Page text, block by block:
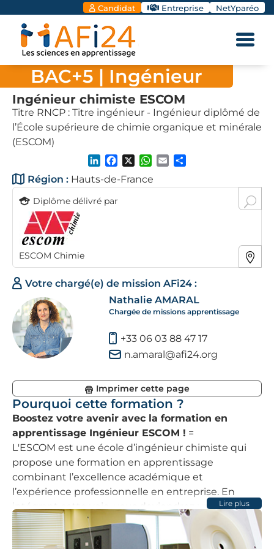
Candidat Entreprise NetYparéo
BAC+5 | Ingénieur
Ingénieur chimiste ESCOM
Titre RNCP : Titre ingénieur - Ingénieur diplômé de
l’École supérieure de chimie organique et minérale
(ESCOM)
LinkedIn
FacebookWhatsApp
Email
Pourquoi cette formation ?
Boostez votre avenir avec la formation en
apprentissage Ingénieur ESCOM ! =
L'ESCOM est une école d’ingénieur chimiste qui
propose une formation en apprentissage
combinant l’excellence académique et
l’expérience professionnelle en entreprise. En
intégrant cette voie, vous deviendrez un ingénieur
hautement qualifié, prêt à relever les
technologiques de demaindans les domaines
Lire plus
Région : Hauts-de-France
Diplôme délivré par
ESCOM Chimie
Votre chargé(e) de mission AFi24 :
Nathalie AMARAL
Chargée de missions apprentissage
+33 06 03 88 47 17
n.amaral@afi24.org
Imprimer cette page